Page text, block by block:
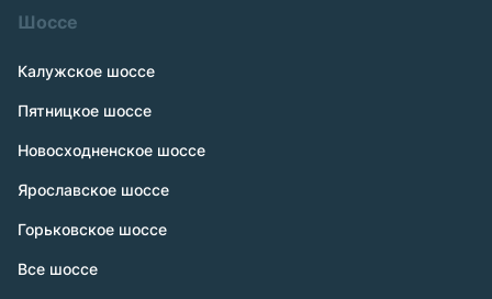
Шоссе
Калужское шоссе
Пятницкое шоссе
Новосходненское шоссе
Ярославское шоссе
Горьковское шоссе
Все шоссе